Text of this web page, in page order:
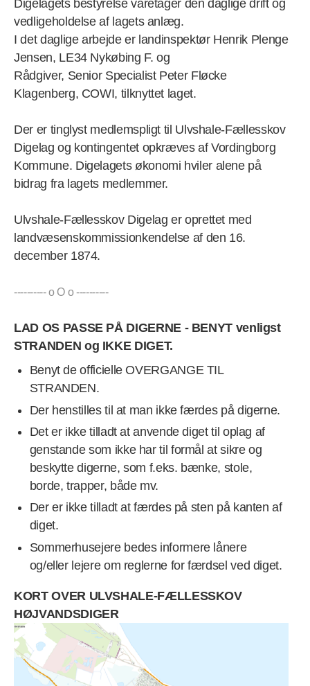
Digelagets bestyrelse varetager den daglige drift og
vedligeholdelse af lagets anlæg.
I det daglige arbejde er landinspektør Henrik Plenge
Jensen, LE34 Nykøbing F. og
Rådgiver, Senior Specialist Peter Fløcke
Klagenberg, COWI, tilknyttet laget.
Der er tinglyst medlemspligt til Ulvshale-Fællesskov
Digelag og kontingentet opkræves af Vordingborg
Kommune. Digelagets økonomi hviler alene på
bidrag fra lagets medlemmer.
Ulvshale-Fællesskov Digelag er oprettet med
landvæsenskommissionkendelse af den 16.
december 1874.
---------- o O o ----------
LAD OS PASSE PÅ DIGERNE - BENYT venligst
STRANDEN og IKKE DIGET.
Benyt de officielle OVERGANGE TIL
STRANDEN.
Der henstilles til at man ikke færdes på digerne.
Det er ikke tilladt at anvende diget til oplag af
genstande som ikke har til formål at sikre og
beskytte digerne, som f.eks. bænke, stole,
borde, trapper, både mv.
Der er ikke tilladt at færdes på sten på kanten af
diget.
Sommerhusejere bedes informere lånere
og/eller lejere om reglerne for færdsel ved diget.
KORT OVER ULVSHALE-FÆLLESSKOV
HØJVANDSDIGER